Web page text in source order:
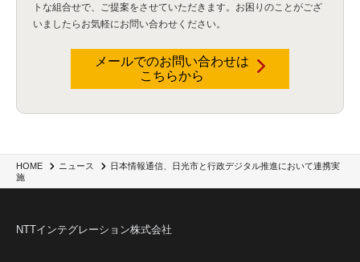
HOME ニュース
日本情報通信、日光市と行政デジタル推進において連携実
施
トな組合せで、
ご提案をさせていただきます。お困りのことがござ
いましたらお気軽にお問い合わせください。
メールでのお問い合わせは
こちらから
NTTインテグレーション株式会社